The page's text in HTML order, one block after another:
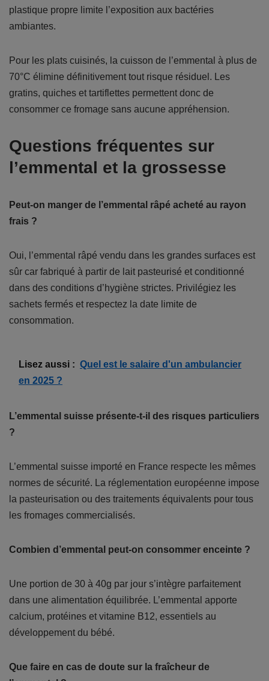
plastique propre limite l’exposition aux bactéries
ambiantes.
Pour les plats cuisinés, la cuisson de l’emmental à plus de
70°C élimine définitivement tout risque résiduel. Les
gratins, quiches et tartiflettes permettent donc de
consommer ce fromage sans aucune appréhension.
Questions fréquentes sur
l’emmental et la grossesse
Peut-on manger de l’emmental râpé acheté au rayon
frais ?
Oui, l’emmental râpé vendu dans les grandes surfaces est
sûr car fabriqué à partir de lait pasteurisé et conditionné
dans des conditions d’hygiène strictes. Privilégiez les
sachets fermés et respectez la date limite de
consommation.
Lisez aussi : Quel est le salaire d'un ambulancier
en 2025 ?
L’emmental suisse présente-t-il des risques particuliers
?
L’emmental suisse importé en France respecte les mêmes
normes de sécurité. La réglementation européenne impose
la pasteurisation ou des traitements équivalents pour tous
les fromages commercialisés.
Combien d’emmental peut-on consommer enceinte ?
Une portion de 30 à 40g par jour s’intègre parfaitement
dans une alimentation équilibrée. L’emmental apporte
calcium, protéines et vitamine B12, essentiels au
développement du bébé.
Que faire en cas de doute sur la fraîcheur de